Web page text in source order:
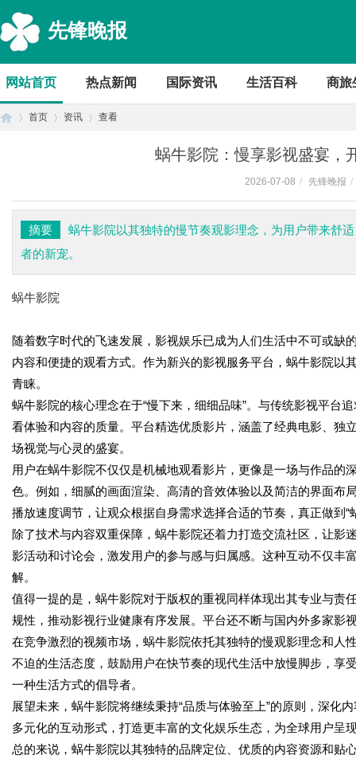
先锋晚报
网站首页 热点新闻 国际资讯 生活百科 商旅
首页 资讯 查看
蜗牛影院：慢享影视盛宴，
2026-07-08 / 先锋晚报 /
摘要
蜗牛影院以其独特的慢节奏观影理念，为用户带来舒
者的新宠。
蜗牛影院
随着数字时代的飞速发展，影视娱乐已成为人们生活中不可或
内容和便捷的观看方式。作为新兴的影视服务平台，蜗牛影院
青睐。
蜗牛影院的核心理念在于“慢下来，细细品味”。与传统影视平台
看体验和内容的质量。平台精选优质影片，涵盖了经典电影、独
场视觉与心灵的盛宴。
用户在蜗牛影院不仅仅是机械地观看影片，更像是一场与作品
色。例如，细腻的画面渲染、高清的音效体验以及简洁的界面布
播放速度调节，让观众根据自身需求选择合适的节奏，真正做到“
除了技术与内容双重保障，蜗牛影院还着力打造交流社区，让
影活动和讨论会，激发用户的参与感与归属感。这种互动不仅丰
解。
值得一提的是，蜗牛影院对于版权的重视同样体现出其专业与责
规性，推动影视行业健康有序发展。平台还不断与国内外多家影
在竞争激烈的视频市场，蜗牛影院依托其独特的慢观影理念和人
不迫的生活态度，鼓励用户在快节奏的现代生活中放慢脚步，享
一种生活方式的倡导者。
展望未来，蜗牛影院将继续秉持“品质与体验至上”的原则，深化
多元化的互动形式，打造更丰富的文化娱乐生态，为全球用户呈
总的来说，蜗牛影院以其独特的品牌定位、优质的内容资源和